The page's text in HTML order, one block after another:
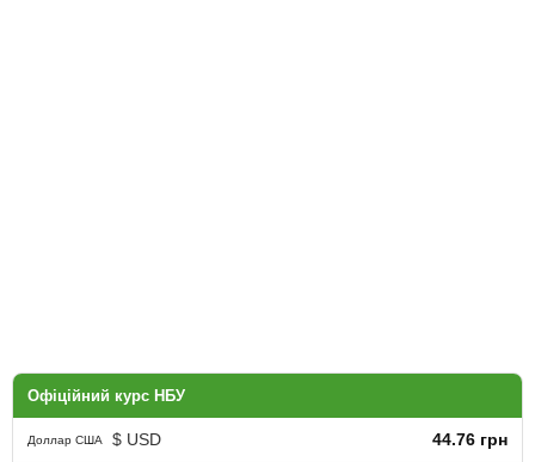
Офіційний курс НБУ
Доллар США $ USD 44.76 грн